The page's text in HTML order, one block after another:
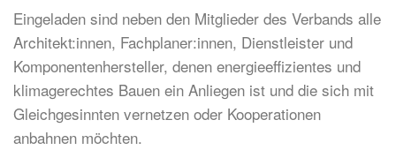
Eingeladen sind neben den Mitglieder des Verbands alle
Architekt:innen, Fachplaner:innen, Dienstleister und
Komponentenhersteller, denen energieeffizientes und
klimagerechtes Bauen ein Anliegen ist und die sich mit
Gleichgesinnten vernetzen oder Kooperationen
anbahnen möchten.